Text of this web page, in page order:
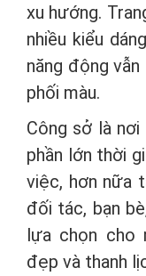
xu hướng.
nhiều kiểu
năng động
phối màu.
Công sở là
phần lớn thời
việc, hơn nữa
đối tác, bạn
lựa chọn cho
đẹp và thanh